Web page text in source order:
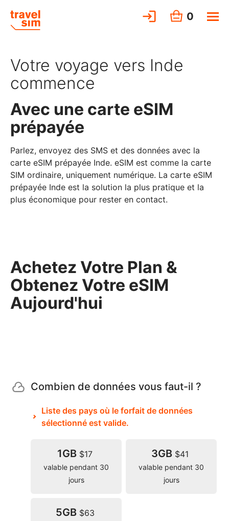
0
Votre voyage vers Inde
commence
Avec une carte eSIM
prépayée
Parlez, envoyez des SMS et des données avec la
carte eSIM prépayée Inde. eSIM est comme la carte
SIM ordinaire, uniquement numérique. La carte eSIM
prépayée Inde est la solution la plus pratique et la
plus économique pour rester en contact.
Achetez Votre Plan &
Obtenez Votre eSIM
Aujourd'hui
Combien de données vous faut-il ?
Liste des pays où le forfait de données
sélectionné est valide.
1GB $17
valable pendant 30
jours
3GB $41
valable pendant 30
jours
5GB $63